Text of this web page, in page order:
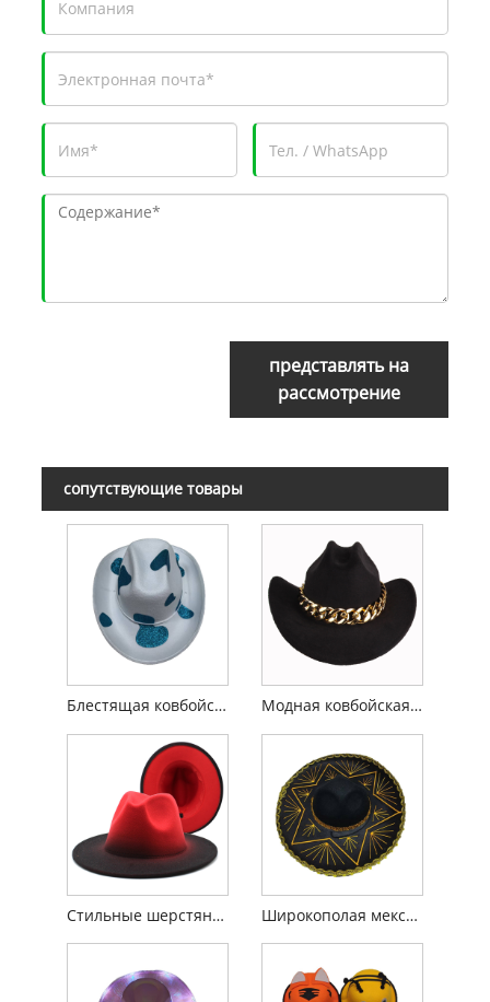
представлять на
рассмотрение
сопутствующие товары
Блестящая ковбойская шляпа с разноцветным коровьим узором Модная ковбойская шляпа с индивидуальной цепочкой
Стильные шерстяные шляпы-федоры для любителей джаза Широкополая мексиканская шляпа в стиле вестерн